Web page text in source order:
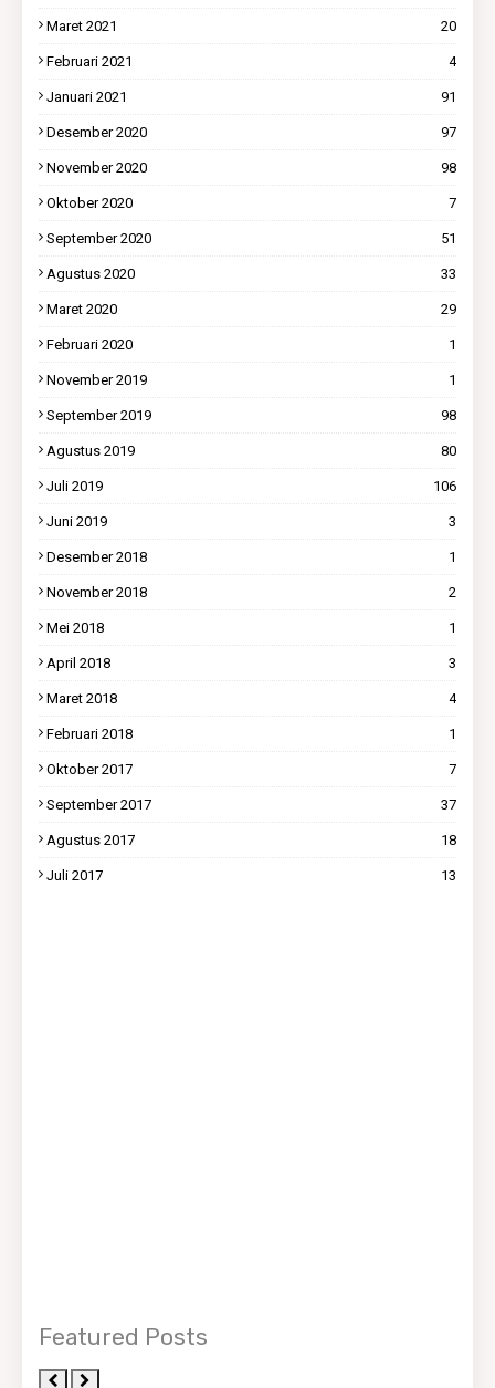
Maret 2021 20
Februari 2021 4
Januari 2021 91
Desember 2020 97
November 2020 98
Oktober 2020 7
September 2020 51
Agustus 2020 33
Maret 2020 29
Februari 2020 1
November 2019 1
September 2019 98
Agustus 2019 80
Juli 2019 106
Juni 2019 3
Desember 2018 1
November 2018 2
Mei 2018 1
April 2018 3
Maret 2018 4
Februari 2018 1
Oktober 2017 7
September 2017 37
Agustus 2017 18
Juli 2017 13
Featured Posts